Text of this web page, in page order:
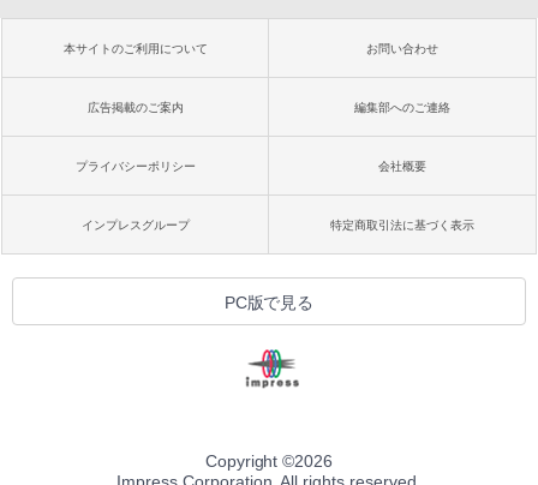
本サイトのご利用について お問い合わせ
広告掲載のご案内 編集部へのご連絡
プライバシーポリシー 会社概要
インプレスグループ 特定商取引法に基づく表示
PC版で見る
Copyright ©2026